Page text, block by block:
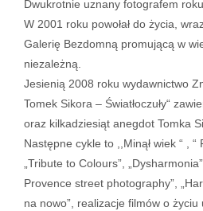
Dwukrotnie uznany fotografem
W 2001 roku powołał do życia,
Galerię Bezdomną promującą w
niezależną.
Jesienią 2008 roku wydawnictwo
Tomek Sikora – Światłoczuły“
oraz kilkadziesiąt anegdot Tomka
Następne cykle to ,,Minął wiek “ , “
„Tribute to Colours”,
Provence street photography”,
na nowo”, realizacje filmów o życiu